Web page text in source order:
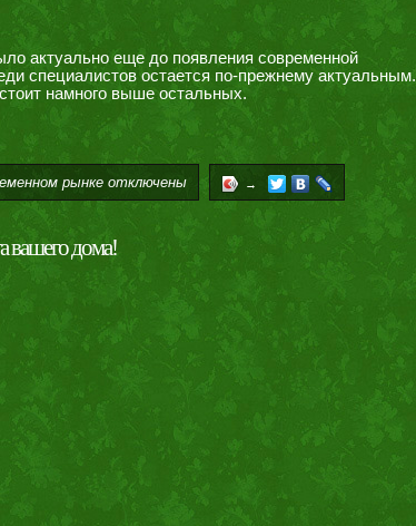
актуально еще до появления современной
специалистов остается по-прежнему актуальным.
намного выше остальных.
рынкеотключены →
вашего дома!